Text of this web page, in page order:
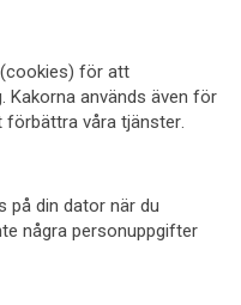
(cookies) för att
Kakorna används även för
våra tjänster.
på din dator när du
några personuppgifter